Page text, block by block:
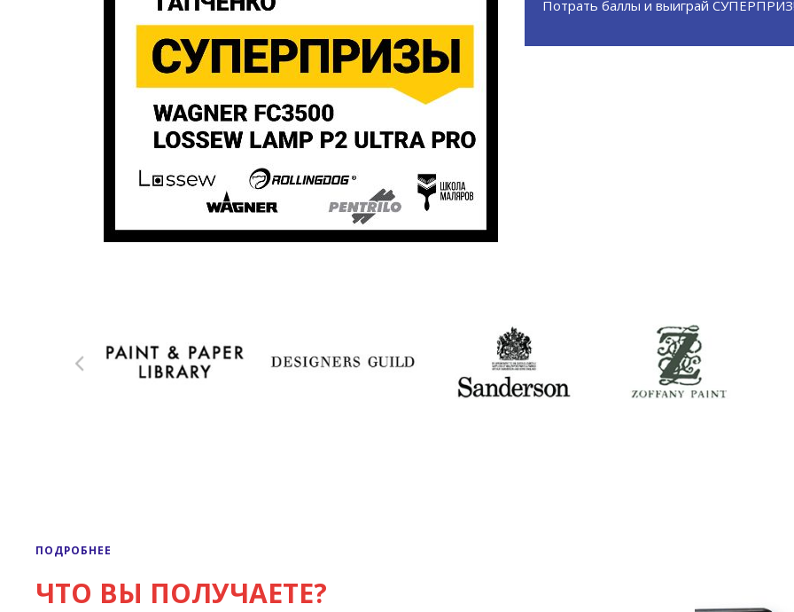
Потрать баллы и выиграй СУПЕРПРИЗ
ПОДРОБНЕЕ
ЧТО ВЫ ПОЛУЧАЕТЕ?